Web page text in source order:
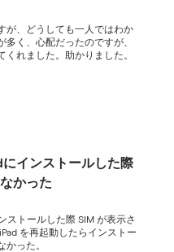
が、どうしても一人ではわか
多く、心配だったのですが、
くれました。助かりました。
インストールした際
かった
ストールした際 SIM が表示さ
を再起動したらインストー
かった。